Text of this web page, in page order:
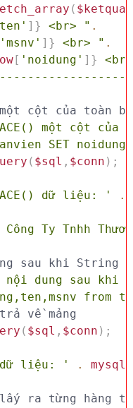
( $ketqua
] } <br> " .
'msnv' ] } <br> " .
[ 'noidung' ] }
cột của toàn bộ
một cột của
SET
( $sql , $conn ) ;
dữ liệu: ' .
Công Ty Tnhh
sau khi String
dung sau khi
from
về mảng
( $sql , $conn ) ;
dữ liệu: ' .